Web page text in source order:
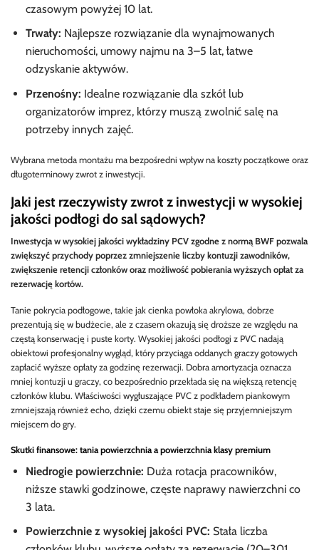
czasowym powyżej 10 lat.
Trwały: Najlepsze rozwiązanie dla wynajmowanych
nieruchomości, umowy najmu na 3–5 lat, łatwe
odzyskanie aktywów.
Przenośny: Idealne rozwiązanie dla szkół lub
organizatorów imprez, którzy muszą zwolnić salę na
potrzeby innych zajęć.
Wybrana metoda montażu ma bezpośredni wpływ na koszty początkowe oraz
długoterminowy zwrot z inwestycji.
Jaki jest rzeczywisty zwrot z inwestycji w wysokiej
jakości podłogi do sal sądowych?
Inwestycja w wysokiej jakości wykładziny PCV zgodne z normą BWF pozwala
zwiększyć przychody poprzez zmniejszenie liczby kontuzji zawodników,
zwiększenie retencji członków oraz możliwość pobierania wyższych opłat za
rezerwację kortów.
Tanie pokrycia podłogowe, takie jak cienka powłoka akrylowa, dobrze
prezentują się w budżecie, ale z czasem okazują się droższe ze względu na
częstą konserwację i puste korty. Wysokiej jakości podłogi z PVC nadają
obiektowi profesjonalny wygląd, który przyciąga oddanych graczy gotowych
zapłacić wyższe opłaty za godzinę rezerwacji. Dobra amortyzacja oznacza
mniej kontuzji u graczy, co bezpośrednio przekłada się na większą retencję
członków klubu. Właściwości wygłuszające PVC z podkładem piankowym
zmniejszają również echo, dzięki czemu obiekt staje się przyjemniejszym
miejscem do gry.
Skutki finansowe: tania powierzchnia a powierzchnia klasy premium
Niedrogie powierzchnie: Duża rotacja pracowników,
niższe stawki godzinowe, częste naprawy nawierzchni co
3 lata.
Powierzchnie z wysokiej jakości PVC: Stała liczba